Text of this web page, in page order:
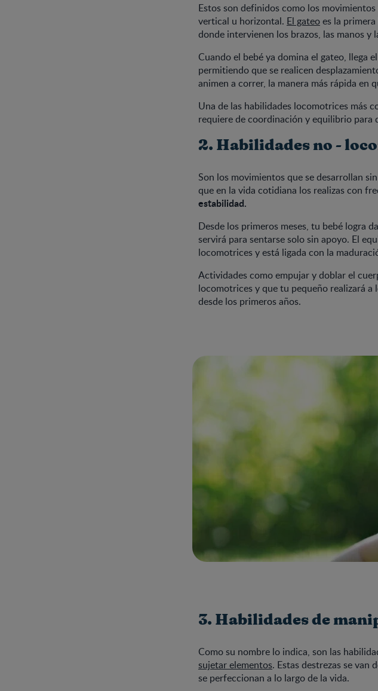
Estos son definidos como los
vertical u horizontal. El gateoes la primera
donde intervienen los brazos, las manos y
Cuando el bebé ya domina el gateo, llega
permitiendo que se realicen
animen a correr, la manera más rápida en
Una de las habilidades locomotrices más
requiere de coordinación y equilibrio para
2. Habilidades no -
Son los movimientos que se desarrollan
que en la vida cotidiana los realizas con
estabilidad.
Desde los primeros meses, tu bebé logra
servirá para sentarse solo sin apoyo. El
locomotrices y está ligada con la
Actividades como empujar y doblar el
locomotrices y que tu pequeño realizará a
desde los primeros años.
3. Habilidades de
Como su nombre lo indica, son las
sujetar elementos. Estas destrezas se van
se perfeccionan a lo largo de la vida.